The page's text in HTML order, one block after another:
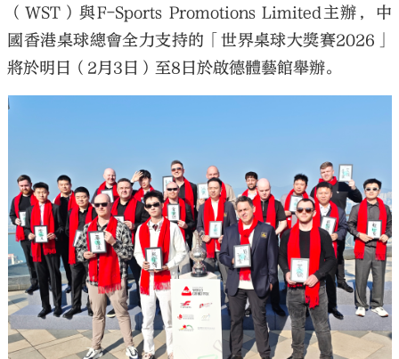
（WST）與F-Sports Promotions Limited主辦，中
國香港桌球總會全力支持的「世界桌球大獎賽2026」
將於明日（2月3日）至8日於啟德體藝館舉辦。